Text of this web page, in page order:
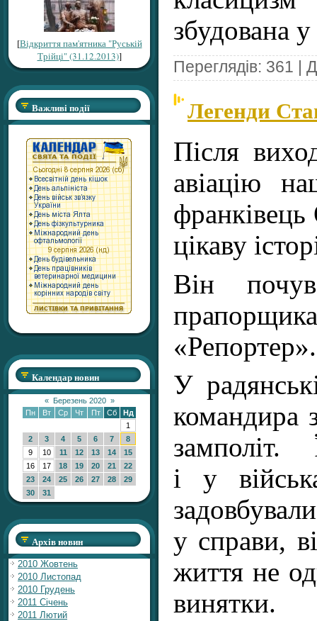
[Відкриття пам'ятника "Руській
Трійці" (31.12.2013)]
Важливі події
Календар новин
« Березень 2020 »
Пн
Вт Ср Чт Пт Сб
Нд
1
2
3 4 5 6 7
8
9
10 11 12 13 14
15
16
17 18 19 20 21
22
23
24 25 26 27 28
29
30
31
Архів новин
2010 Жовтень
2010 Листопад
2010 Грудень
2011 Січень
2011 Лютий
збудована
Переглядів: 361 |
Легенди
Після
авіацію
цікаву
Він
«Репортер».
У
командира
і у
у справи,
життя не
винятки.